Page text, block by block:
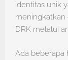
identitas unik
meningkatkan
DRK melalui
Ada beberapa